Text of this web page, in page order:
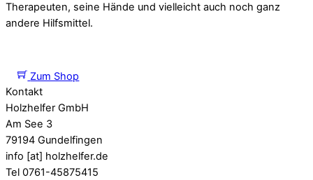
Therapeuten, seine Hände und vielleicht auch noch ganz
andere Hilfsmittel.
Zum Shop
Kontakt
Holzhelfer GmbH
Am See 3
79194 Gundelfingen
info [at] holzhelfer.de
Tel 0761-45875415